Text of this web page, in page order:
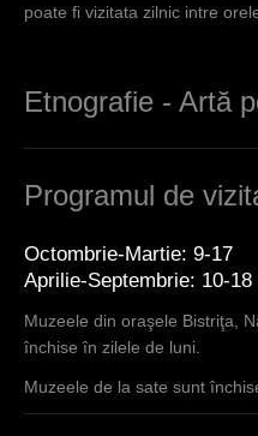
h
e
r
poate fi vizitata zilnic intre
Etnografie - Artă
Programul de
Octombrie-Martie: 9-17
Aprilie-Septembrie: 10-18
Muzeele din oraşele Bistriţa,
închise în zilele de luni.
Muzeele de la sate sunt